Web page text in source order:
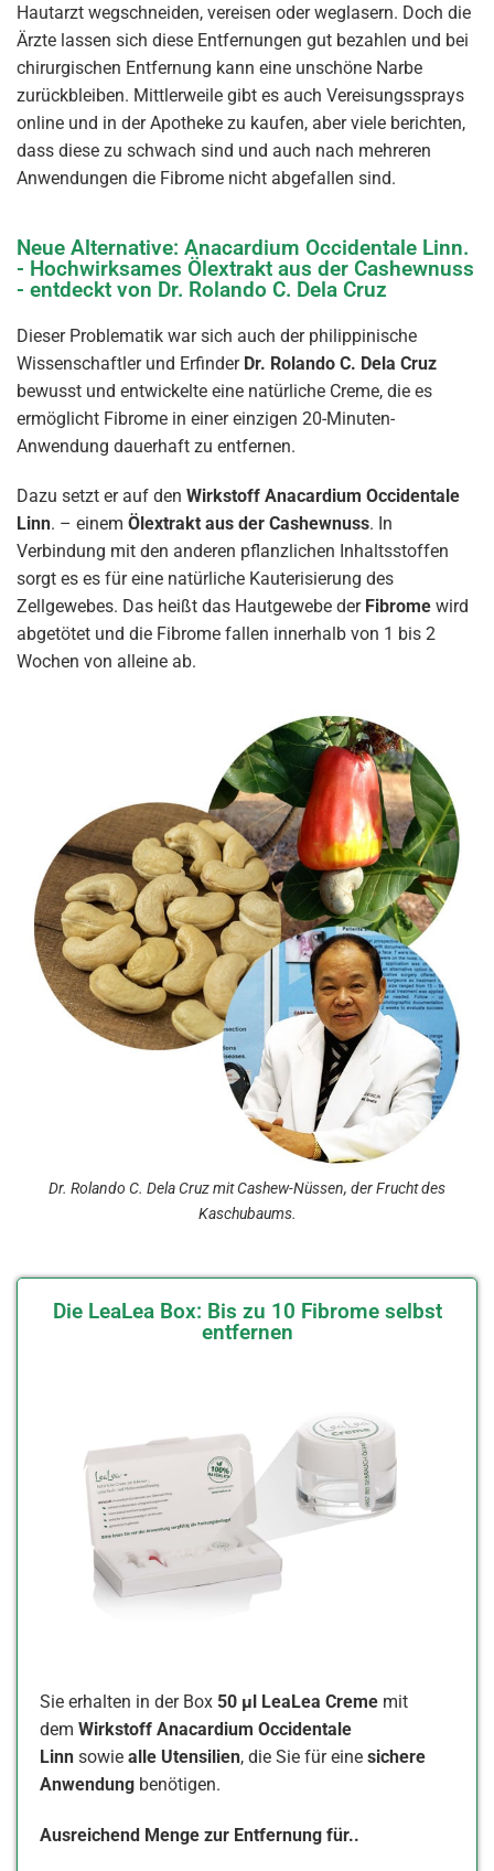
Hautarzt wegschneiden, vereisen oder weglasern. Doch die
Ärzte lassen sich diese Entfernungen gut bezahlen und bei
chirurgischen Entfernung kann eine unschöne Narbe
zurückbleiben. Mittlerweile gibt es auch Vereisungssprays
online und in der Apotheke zu kaufen, aber viele berichten,
dass diese zu schwach sind und auch nach mehreren
Anwendungen die Fibrome nicht abgefallen sind.
Neue Alternative: Anacardium Occidentale Linn.
- Hochwirksames Ölextrakt aus der Cashewnuss
- entdeckt von Dr. Rolando C. Dela Cruz
Dieser Problematik war sich auch der philippinische
Wissenschaftler und Erfinder Dr. Rolando C. Dela Cruz
bewusst und entwickelte eine natürliche Creme, die es
ermöglicht Fibrome in einer einzigen 20-Minuten-
Anwendung dauerhaft zu entfernen.
Dazu setzt er auf den Wirkstoff Anacardium Occidentale
Linn. – einem Ölextrakt aus der Cashewnuss. In
Verbindung mit den anderen pflanzlichen Inhaltsstoffen
sorgt es es für eine natürliche Kauterisierung des
Zellgewebes. Das heißt das Hautgewebe der Fibrome wird
abgetötet und die Fibrome fallen innerhalb von 1 bis 2
Wochen von alleine ab.
Dr. Rolando C. Dela Cruz mit Cashew-Nüssen, der Frucht des
Kaschubaums.
Die LeaLea Box: Bis zu 10 Fibrome selbst
entfernen
Sie erhalten in der Box 50 μl LeaLea Creme mit
dem Wirkstoff Anacardium Occidentale
Linn sowie alle Utensilien, die Sie für eine sichere
Anwendung benötigen.
Ausreichend Menge zur Entfernung für..